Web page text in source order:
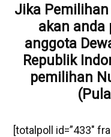
Jika
akan
anggota
Republik
pemilihan
[totalpoll id=”433″